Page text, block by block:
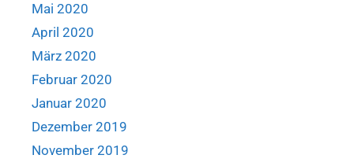
Mai 2020
April 2020
März 2020
Februar 2020
Januar 2020
Dezember 2019
November 2019